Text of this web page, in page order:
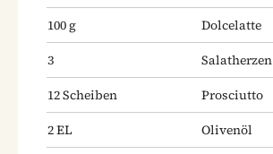
100g
Dolcelatte
3
Salatherzen
12Scheiben
Prosciutto
2EL
Olivenöl